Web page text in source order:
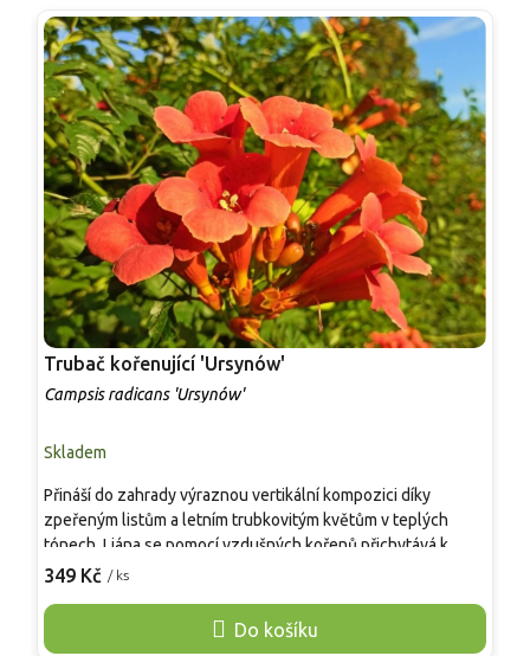
Trubač kořenující 'Ursynów'
Campsis radicans 'Ursynów'
Skladem
349 Kč / ks
Do košíku
Přináší do zahrady výraznou vertikální kompozici díky
zpeřeným listům a letním trubkovitým květům v teplých
tónech. Liána se pomocí vzdušných kořenů přichytává k
opoře a po ujmutí prospívá i v sušších místech.
klimatu. Oproti méně nápadným popínavkám poskytuje
silnější efekt během hlavní sezony.